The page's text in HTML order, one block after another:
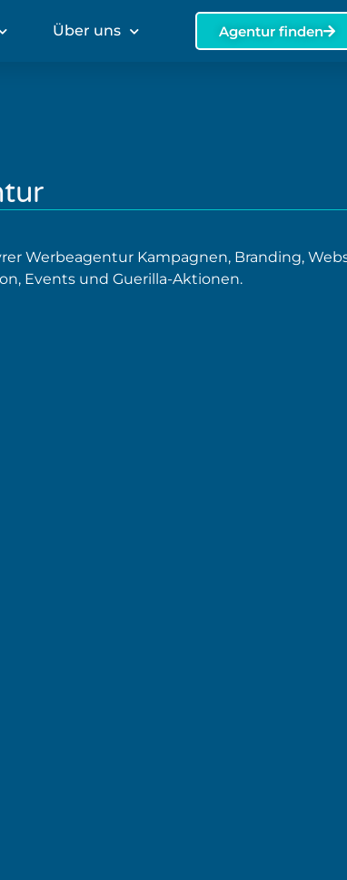
Über uns Agentur finden
Werbeagentur Kampagnen, Branding,
Events und Guerilla-Aktionen.